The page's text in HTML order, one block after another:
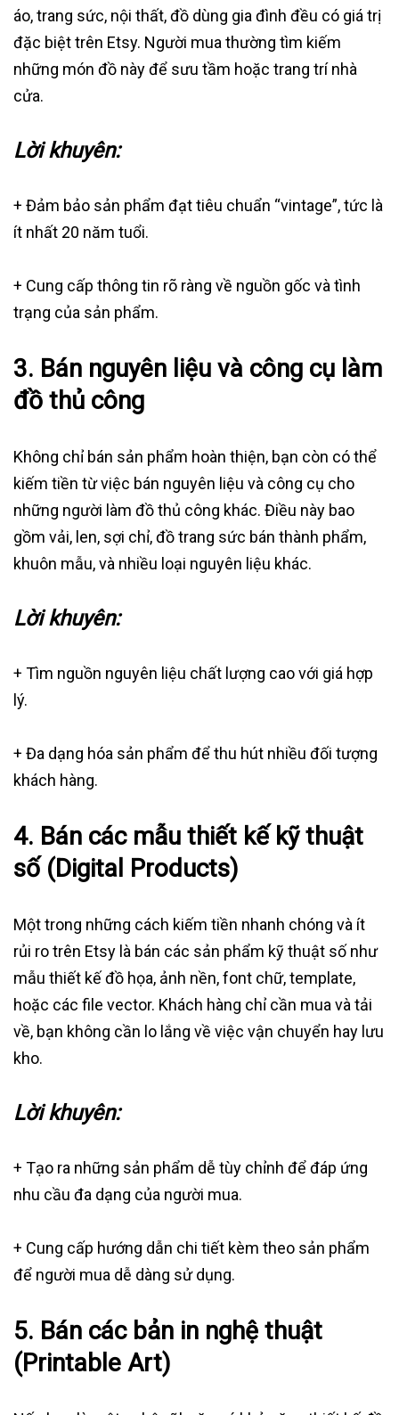
áo, trang sức, nội thất, đồ dùng gia đình đều có giá trị
đặc biệt trên Etsy. Người mua thường tìm kiếm
những món đồ này để sưu tầm hoặc trang trí nhà
cửa.
Lời khuyên:
+ Đảm bảo sản phẩm đạt tiêu chuẩn “vintage”, tức là
ít nhất 20 năm tuổi.
+ Cung cấp thông tin rõ ràng về nguồn gốc và tình
trạng của sản phẩm.
3. Bán nguyên liệu và công cụ làm
đồ thủ công
Không chỉ bán sản phẩm hoàn thiện, bạn còn có thể
kiếm tiền từ việc bán nguyên liệu và công cụ cho
những người làm đồ thủ công khác. Điều này bao
gồm vải, len, sợi chỉ, đồ trang sức bán thành phẩm,
khuôn mẫu, và nhiều loại nguyên liệu khác.
Lời khuyên:
+ Tìm nguồn nguyên liệu chất lượng cao với giá hợp
lý.
+ Đa dạng hóa sản phẩm để thu hút nhiều đối tượng
khách hàng.
4. Bán các mẫu thiết kế kỹ thuật
số (Digital Products)
Một trong những cách kiếm tiền nhanh chóng và ít
rủi ro trên Etsy là bán các sản phẩm kỹ thuật số như
mẫu thiết kế đồ họa, ảnh nền, font chữ, template,
hoặc các file vector. Khách hàng chỉ cần mua và tải
về, bạn không cần lo lắng về việc vận chuyển hay lưu
kho.
Lời khuyên:
+ Tạo ra những sản phẩm dễ tùy chỉnh để đáp ứng
nhu cầu đa dạng của người mua.
+ Cung cấp hướng dẫn chi tiết kèm theo sản phẩm
để người mua dễ dàng sử dụng.
5. Bán các bản in nghệ thuật
(Printable Art)